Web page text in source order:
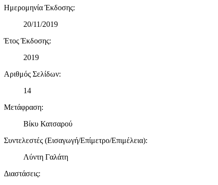
Ημερομηνία Έκδοσης:
20/11/2019
Έτος Έκδοσης:
2019
Αριθμός Σελίδων:
14
Μετάφραση:
Βίκυ Κατσαρού
Συντελεστές (Εισαγωγή/Επίμετρο/Επιμέλεια):
Λύντη Γαλάτη
Διαστάσεις: